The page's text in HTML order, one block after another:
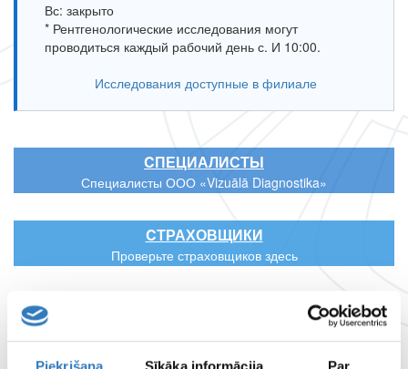
Вс: закрыто
* Рентгенологические исследования могут
проводиться каждый рабочий день с. И 10:00.
Исследования доступные в филиале
CПЕЦИАЛИСТЫ
Специалисты ООО «Vizuālā Diagnostika»
CТРАХОВЩИКИ
Проверьте страховщиков здесь
ЦЕНТР УДАЛЕННОЙ ДИАГНОСТИКИ
РАБОЧЕЕ ВРЕМЯ ФИЛИАЛОВ